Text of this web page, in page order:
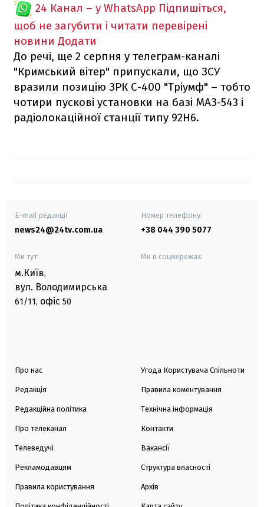
24 Канал – у WhatsApp Підпишіться,
щоб не загубити і читати перевірені
новини Додати
До речі, ще 2 серпня у телеграм-каналі
"Кримський вітер" припускали, що ЗСУ
вразили позицію ЗРК С-400 "Тріумф" – тобто
чотири пускові установки на базі МАЗ-543 і
радіолокаційної станції типу 92Н6.
E-mail редакції
news24@24tv.com.ua
Номер телефону:
+38 044 390 5077
Ми тут:
м.Київ,
вул. Володимирська
61/11, офіс 50
Ми в соцмережах:
Про нас
Редакція
Редакційна політика
Про телеканал
Телеведучі
Рекламодавцям
Правила користування
Угода Користувача Спільноти
Правила коментування
Технічна інформація
Контакти
Вакансії
Структура власності
Архів